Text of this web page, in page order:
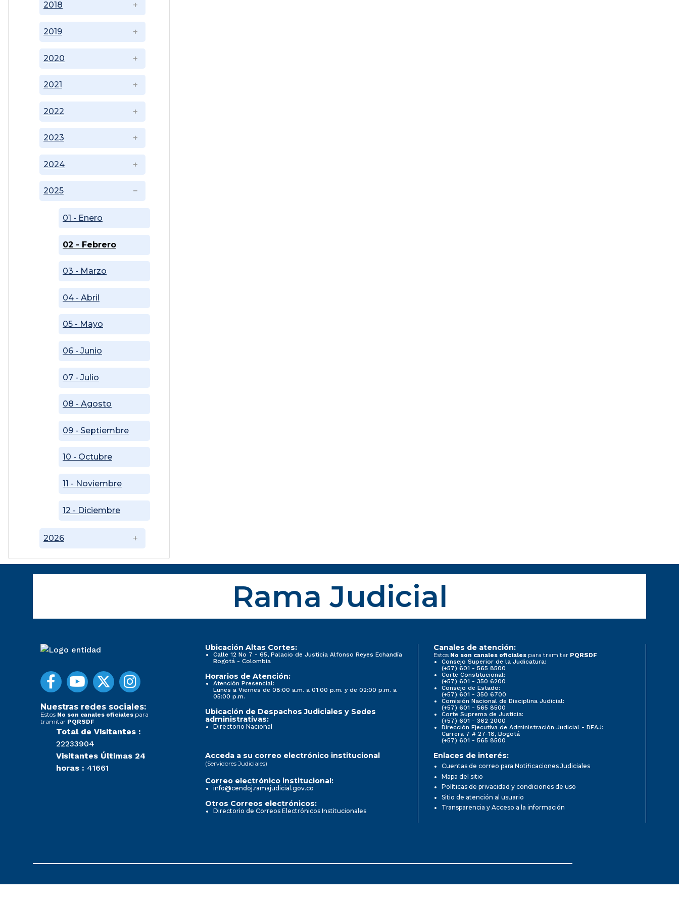
2018
2019
2020
2021
2022
2023
2024
2025
01 - Enero
02 - Febrero
03 - Marzo
04 - Abril
05 - Mayo
06 - Junio
07 - Julio
08 - Agosto
09 - Septiembre
10 - Octubre
11 - Noviembre
12 - Diciembre
2026
Rama Judicial
Nuestras redes sociales:
Estos No son canales oficiales para
tramitar PQRSDF
Total de Visitantes :
22233904
Visitantes Últimas 24
horas : 41661
Ubicación Altas Cortes:
Calle 12 No 7 - 65, Palacio de Justicia Alfonso Reyes Echandía
Bogotá - Colombia
Horarios de Atención:
Atención Presencial:
Lunes a Viernes de 08:00 a.m. a 01:00 p.m. y de 02:00 p.m. a
05:00 p.m.
Ubicación de Despachos Judiciales y Sedes
administrativas:
Directorio Nacional
Canales de atención:
Estos No son canales oficiales para tramitar PQRSDF
Consejo Superior de la Judicatura:
(+57) 601 - 565 8500
Corte Constitucional:
(+57) 601 - 350 6200
Consejo de Estado:
(+57) 601 - 350 6700
Comisión Nacional de Disciplina Judicial:
(+57) 601 - 565 8500
Corte Suprema de Justicia:
(+57) 601 - 362 2000
Dirección Ejecutiva de Administración Judicial - DEAJ:
Carrera 7 # 27-18, Bogotá
(+57) 601 - 565 8500
Acceda a su correo electrónico institucional
(Servidores Judiciales)
Correo electrónico institucional:
info@cendoj.ramajudicial.gov.co
Otros Correos electrónicos:
Directorio de Correos Electrónicos Institucionales
Enlaces de interés:
Cuentas de correo para Notificaciones Judiciales
Mapa del sitio
Políticas de privacidad y condiciones de uso
Sitio de atención al usuario
Transparencia y Acceso a la información